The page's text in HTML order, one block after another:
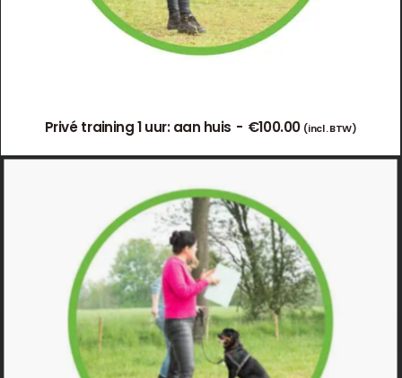
Privé training 1 uur: aan huis €100.00 (incl. BTW)
TOEVOEGEN AAN WINKELWAGEN